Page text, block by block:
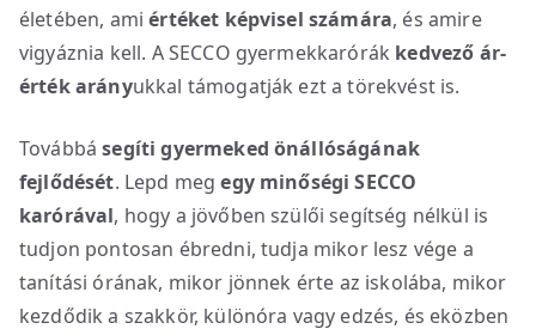
életében, amiértéket képvisel számára, és amire
vigyáznia kell. A SECCO gyermekkarórák kedvező ár-
érték arányukkal támogatják ezt a törekvést is.
Továbbásegíti gyermeked önállóságának
fejlődését. Lepd megegy minőségi SECCO
karórával, hogy a jövőben szülői segítség nélkül is
tudjon pontosan ébredni, tudja mikor lesz vége a
tanítási órának, mikor jönnek érte az iskolába, mikor
kezdődik a szakkör, különóra vagy edzés, és eközben